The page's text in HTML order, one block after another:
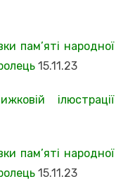
пам’яті народної
15.11.23
ілюстрації
пам’яті народної
15.11.23